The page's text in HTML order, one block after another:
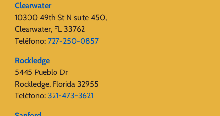
Clearwater
10300 49th St N suite 450,
Clearwater, FL 33762
Teléfono: 727-250-0857
Rockledge
5445 Pueblo Dr
Rockledge, Florida 32955
Teléfono: 321-473-3621